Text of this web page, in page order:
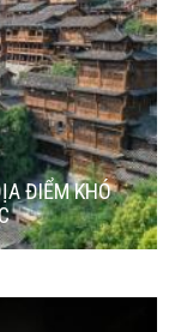
ĐIỂM KHÓ